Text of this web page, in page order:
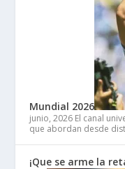
Mundial 2026
junio, 2026 El canal
que abordan desde
¡Que se arme la